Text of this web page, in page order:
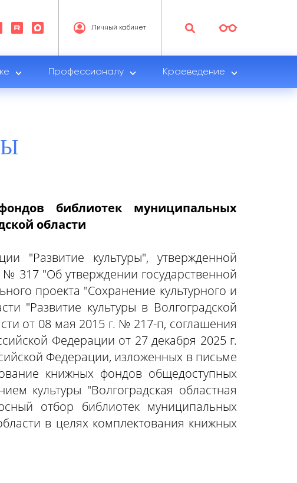
Личный кабинет
Профессионалу Краеведение
библиотек муниципальных
области
"Развитие культуры", утвержденной
317 "Об утверждении государственной
проекта "Сохранение культурного и
"Развитие культуры в Волгоградской
от 08 мая 2015 г. № 217-п, соглашения
Федерации от 27 декабря 2025 г.
Федерации, изложенных в письме
книжных фондов общедоступных
культуры "Волгоградская областная
отбор библиотек муниципальных
в целях комплектования книжных